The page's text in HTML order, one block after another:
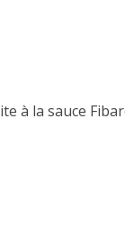
à la sauce